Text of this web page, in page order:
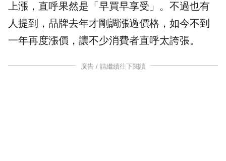
上漲，直呼果然是「早買早享受」。不過也有
人提到，品牌去年才剛調漲過價格，如今不到
一年再度漲價，讓不少消費者直呼太誇張。
廣告 / 請繼續往下閱讀